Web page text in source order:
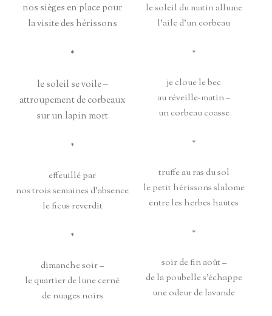
nos sièges en place pour
la visite des hérissons
*
le soleil se voile –
attroupement de corbeaux
sur un lapin mort
*
effeuillé par
nos trois semaines d’absence
le ficus reverdit
*
dimanche soir –
le quartier de lune cerné
de nuages noirs
le soleil du matin allume
l’aile d’un corbeau
*
je cloue le bec
au réveille-matin –
un corbeau coasse
*
truffe au ras du sol
le petit hérissons slalome
entre les herbes hautes
*
soir de fin août –
de la poubelle s’échappe
une odeur de lavande